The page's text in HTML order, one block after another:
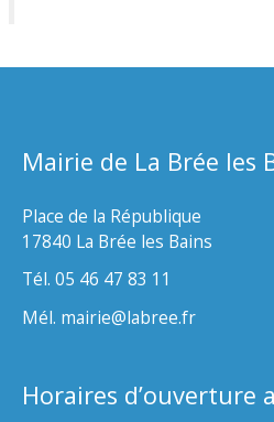
Mairie de La Brée les
Place de la République
17840 La Brée les Bains
Tél. 05 46 47 83 11
Mél. mairie@labree.fr
Horaires d’ouverture